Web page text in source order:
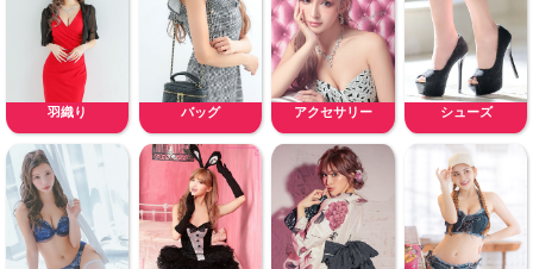
羽織り バッグ アクセサリー シューズ